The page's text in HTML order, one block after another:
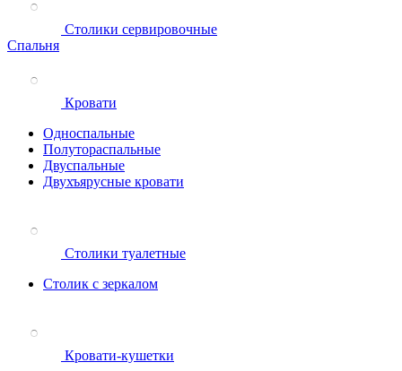
Столики сервировочные
Спальня
Кровати
Односпальные
Полутораспальные
Двуспальные
Двухъярусные кровати
Столики туалетные
Столик с зеркалом
Кровати-кушетки